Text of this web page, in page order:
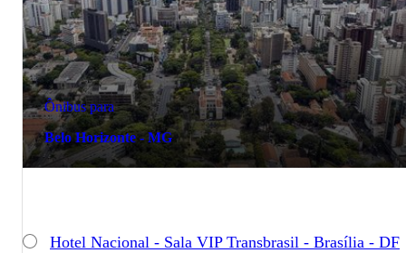
Ônibus para
Belo Horizonte - MG
Hotel Nacional - Sala VIP Transbrasil - Brasília - DF